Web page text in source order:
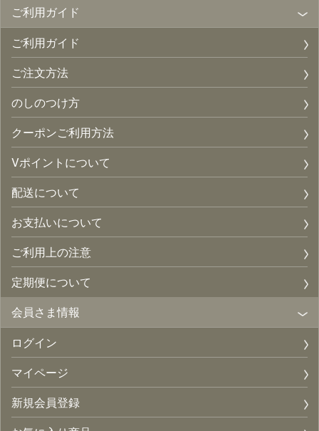
ご利用ガイド
ご利用ガイド
ご注文方法
のしのつけ方
クーポンご利用方法
Vポイントについて
配送について
お支払いについて
ご利用上の注意
定期便について
会員さま情報
ログイン
マイページ
新規会員登録